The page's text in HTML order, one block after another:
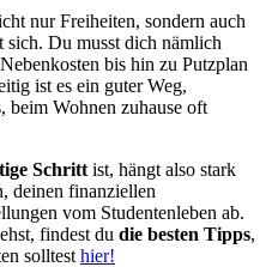
nur Freiheiten, sondern auch
sich. Du musst dich nämlich
bis hin zu Putzplan
ist es ein guter Weg,
beim Wohnen zuhause oft
Schritt ist, hängt also stark
deinen finanziellen
vom Studentenleben ab.
findest du die besten Tipps,
solltest hier!